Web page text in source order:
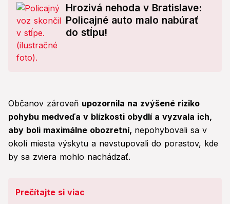
Hrozivá nehoda v Bratislave:
Policajné auto malo nabúrať
do stĺpu!
Občanov zároveň upozornila na zvýšené riziko
pohybu medveďa v blízkosti obydlí a vyzvala ich,
aby boli maximálne obozretní, nepohybovali sa v
okolí miesta výskytu a nevstupovali do porastov, kde
by sa zviera mohlo nachádzať.
Prečítajte si viac